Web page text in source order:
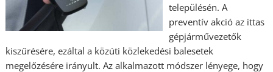
településén. A
preventív akció az ittas
gépjárművezetők
kiszűrésére, ezáltal a közúti közlekedési balesetek
megelőzésére irányult. Az alkalmazott módszer lényege, hogy